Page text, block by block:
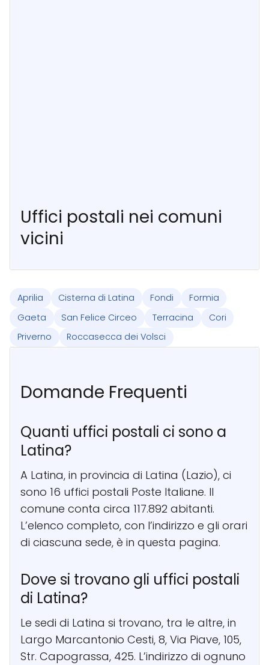
Uffici postali nei comuni
vicini
Aprilia Cisterna di Latina Fondi
Formia
Gaeta
San Felice Circeo Terracina
Cori
Priverno
Roccasecca dei Volsci
Domande Frequenti
Quanti uffici postali ci sono a
Latina?
A Latina, in provincia di Latina (Lazio), ci
sono 16 uffici postali Poste Italiane. Il
comune conta circa 117.892 abitanti.
L’elenco completo, con l’indirizzo e gli orari
di ciascuna sede, è in questa pagina.
Dove si trovano gli uffici postali
di Latina?
Le sedi di Latina si trovano, tra le altre, in
Largo Marcantonio Cesti, 8, Via Piave, 105,
Str. Capograssa, 425. L’indirizzo di ognuno